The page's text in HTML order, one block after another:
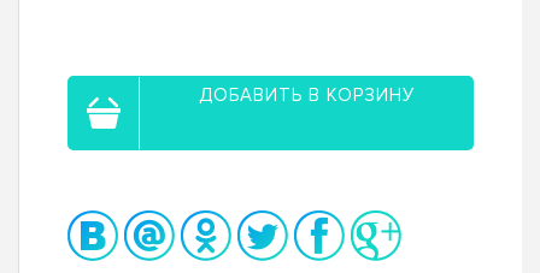
ДОБАВИТЬ В КОРЗИНУ